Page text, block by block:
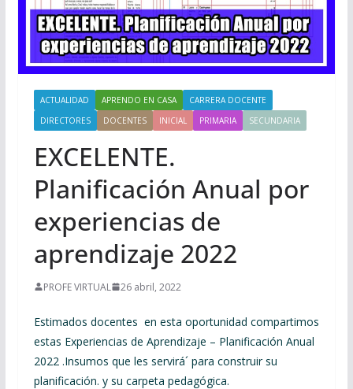
ACTUALIDAD APRENDO EN CASA
CARRERA DOCENTE
DIRECTORES
DOCENTES INICIAL PRIMARIA SECUNDARIA
EXCELENTE.
Planificación Anual por
experiencias de
aprendizaje 2022
PROFE VIRTUAL 26 abril, 2022
Estimados docentes en esta oportunidad compartimos
estas Experiencias de Aprendizaje – Planificación Anual
2022 .Insumos que les servirá´ para construir su
planificación. y su carpeta pedagógica.